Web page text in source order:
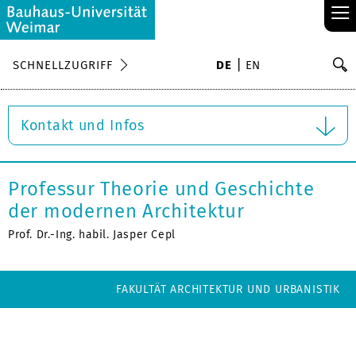
≡
SCHNELLZUGRIFF DE EN
Kontakt und Infos
Professur Theorie und Geschichte
der modernen Architektur
Prof. Dr.-Ing. habil. Jasper Cepl
FAKULTÄT ARCHITEKTUR UND URBANISTIK